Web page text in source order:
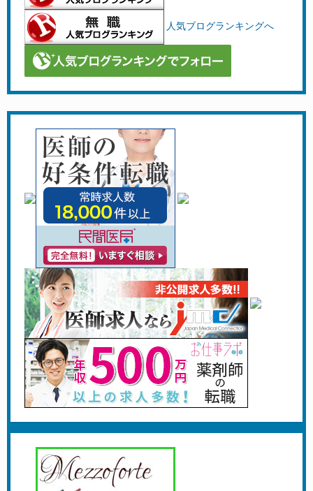
人気ブログランキングへ